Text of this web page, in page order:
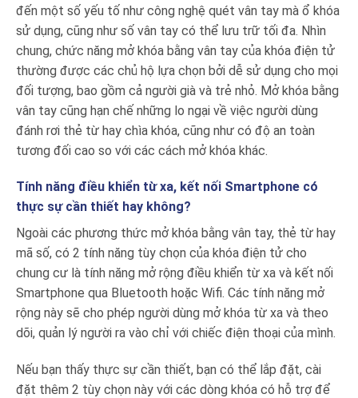
đến một số yếu tố như công nghệ quét vân tay mà ổ khóa
sử dụng, cũng như số vân tay có thể lưu trữ tối đa. Nhìn
chung, chức năng mở khóa bằng vân tay của khóa điện tử
thường được các chủ hộ lựa chọn bởi dễ sử dụng cho mọi
đối tượng, bao gồm cả người già và trẻ nhỏ. Mở khóa bằng
vân tay cũng hạn chế những lo ngại về việc người dùng
đánh rơi thẻ từ hay chìa khóa, cũng như có độ an toàn
tương đối cao so với các cách mở khóa khác.
Tính năng điều khiển từ xa, kết nối Smartphone có
thực sự cần thiết hay không?
Ngoài các phương thức mở khóa bằng vân tay, thẻ từ hay
mã số, có 2 tính năng tùy chọn của khóa điện tử cho
chung cư là tính năng mở rộng điều khiển từ xa và kết nối
Smartphone qua Bluetooth hoặc Wifi. Các tính năng mở
rộng này sẽ cho phép người dùng mở khóa từ xa và theo
dõi, quản lý người ra vào chỉ với chiếc điện thoại của mình.
Nếu bạn thấy thực sự cần thiết, bạn có thể lắp đặt, cài
đặt thêm 2 tùy chọn này với các dòng khóa có hỗ trợ để